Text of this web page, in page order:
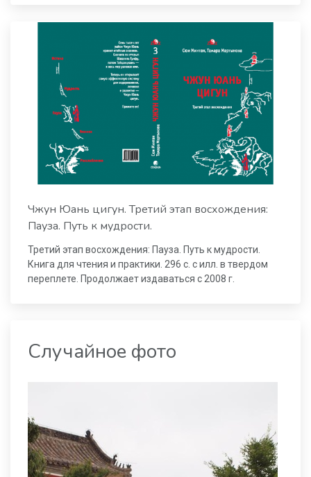
Чжун Юань цигун. Третий этап восхождения:
Пауза. Путь к мудрости.
Третий этап восхождения: Пауза. Путь к мудрости.
Книга для чтения и практики. 296 с. с илл. в твердом
переплете. Продолжает издаваться с 2008 г.
Случайное фото